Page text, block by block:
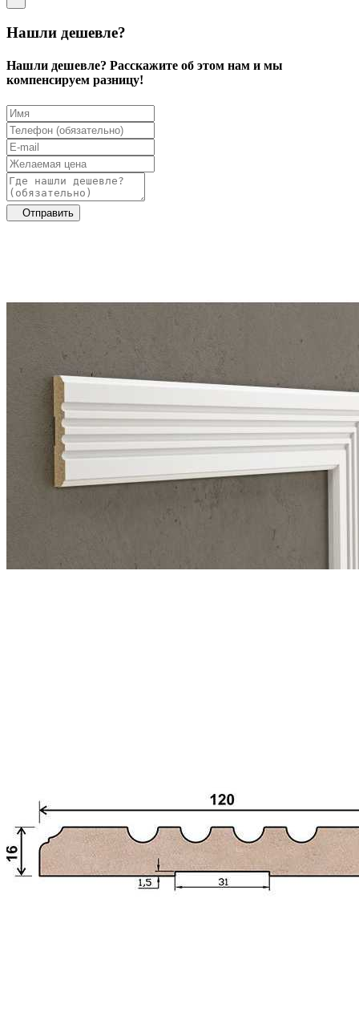
Нашли дешевле?
Нашли дешевле? Расскажите об этом нам и мы
компенсируем разницу!
Отправить